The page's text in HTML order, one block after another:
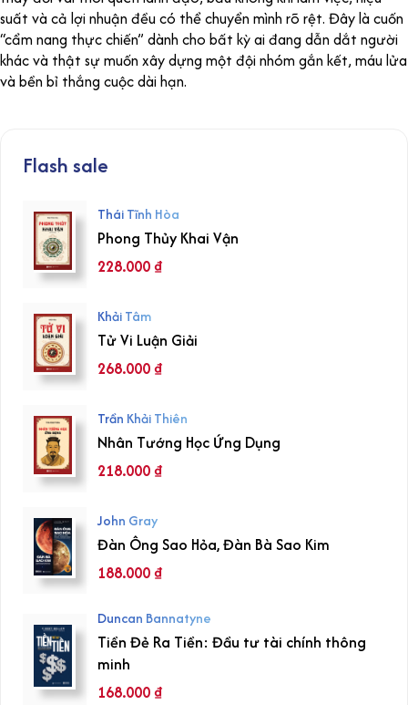
suất và cả lợi nhuận đều có thể chuyển mình rõ rệt. Đây là cuốn
“cẩm nang thực chiến” dành cho bất kỳ ai đang dẫn dắt người
khác và thật sự muốn xây dựng một đội nhóm gắn kết, máu lửa
và bền bỉ thắng cuộc dài hạn.
Flash sale
Thái Tĩnh Hòa
Phong Thủy Khai Vận
228.000₫
Khải Tâm
Tử Vi Luận Giải
268.000₫
Trần Khải Thiên
Nhân Tướng Học Ứng Dụng
218.000₫
John Gray
Đàn Ông Sao Hỏa, Đàn Bà Sao Kim
188.000₫
Duncan Bannatyne
Tiền Đẻ Ra Tiền: Đầu tư tài chính thông
minh
168.000₫